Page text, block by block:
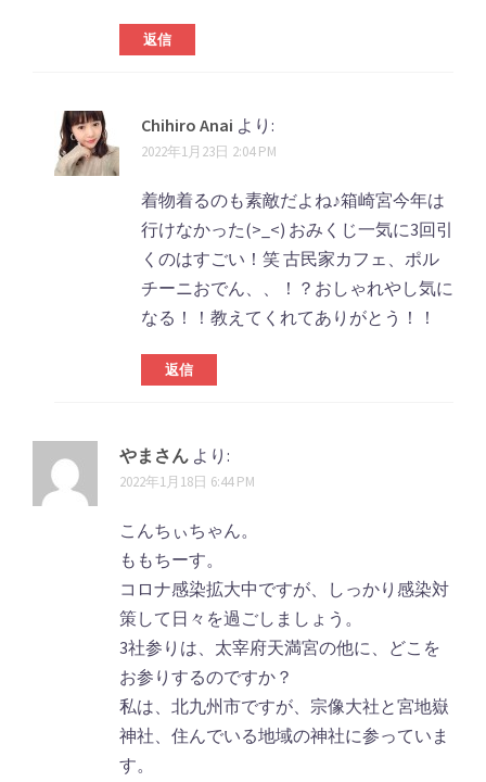
返信
Chihiro Anai より:
2022年1月23日 2:04 PM
着物着るのも素敵だよね♪箱崎宮今年は
行けなかった(>_<) おみくじ一気に3回引
くのはすごい！笑 古民家カフェ、ポル
チーニおでん、、！？おしゃれやし気に
なる！！教えてくれてありがとう！！
返信
やまさん より:
2022年1月18日 6:44 PM
こんちぃちゃん。
ももちーす。
コロナ感染拡大中ですが、しっかり感染対
策して日々を過ごしましょう。
3社参りは、太宰府天満宮の他に、どこを
お参りするのですか？
私は、北九州市ですが、宗像大社と宮地嶽
神社、住んでいる地域の神社に参っていま
す。